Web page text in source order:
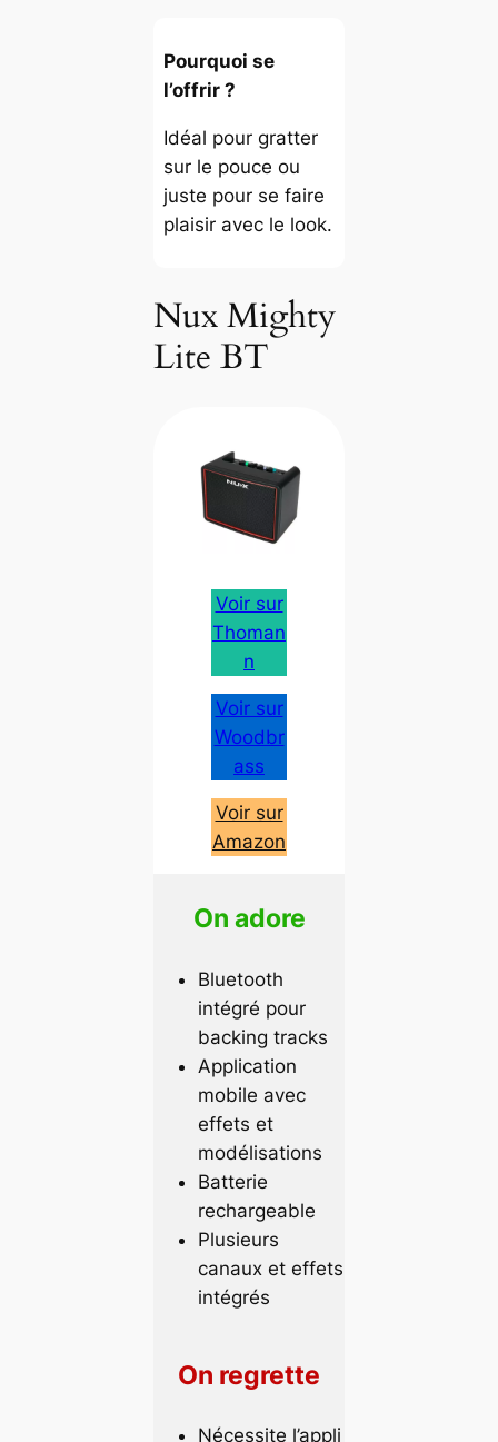
Pourquoi se
l’offrir ?
Idéal pour gratter
sur le pouce ou
juste pour se faire
plaisir avec le look.
Nux Mighty
Lite BT
Voir sur
Thoman
n
Voir sur
Woodbr
ass
Voir sur
Amazon
On adore
Bluetooth
intégré pour
backing tracks
Application
mobile avec
effets et
modélisations
Batterie
rechargeable
Plusieurs
canaux et effets
intégrés
On regrette
Nécessite l’appli